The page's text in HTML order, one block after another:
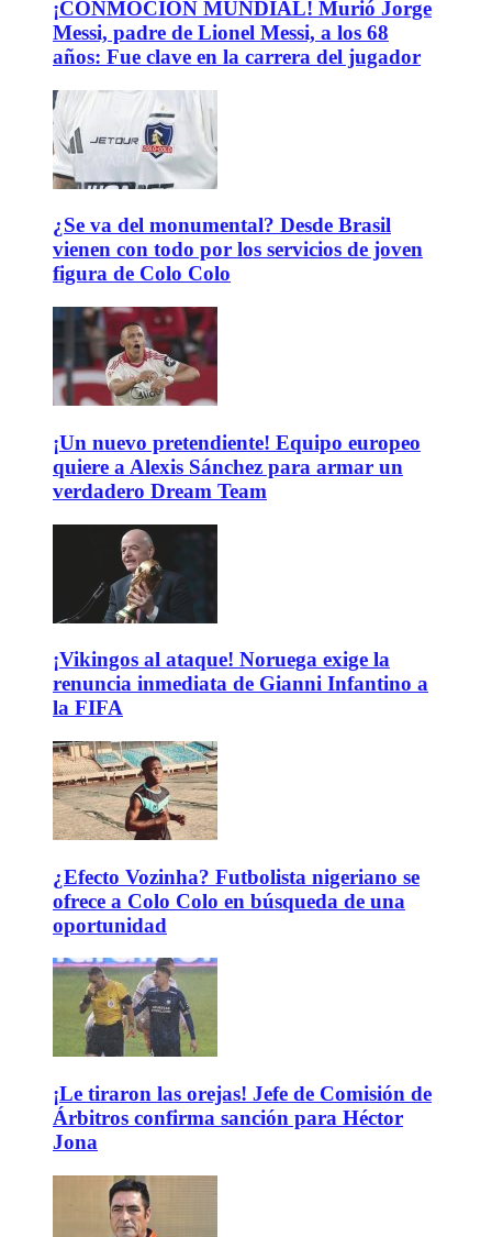
¡CONMOCIÓN MUNDIAL! Murió Jorge
Messi, padre de Lionel Messi, a los 68
años: Fue clave en la carrera del jugador
¿Se va del monumental? Desde Brasil
vienen con todo por los servicios de joven
figura de Colo Colo
¡Un nuevo pretendiente! Equipo europeo
quiere a Alexis Sánchez para armar un
verdadero Dream Team
¡Vikingos al ataque! Noruega exige la
renuncia inmediata de Gianni Infantino a
la FIFA
¿Efecto Vozinha? Futbolista nigeriano se
ofrece a Colo Colo en búsqueda de una
oportunidad
¡Le tiraron las orejas! Jefe de Comisión de
Árbitros confirma sanción para Héctor
Jona